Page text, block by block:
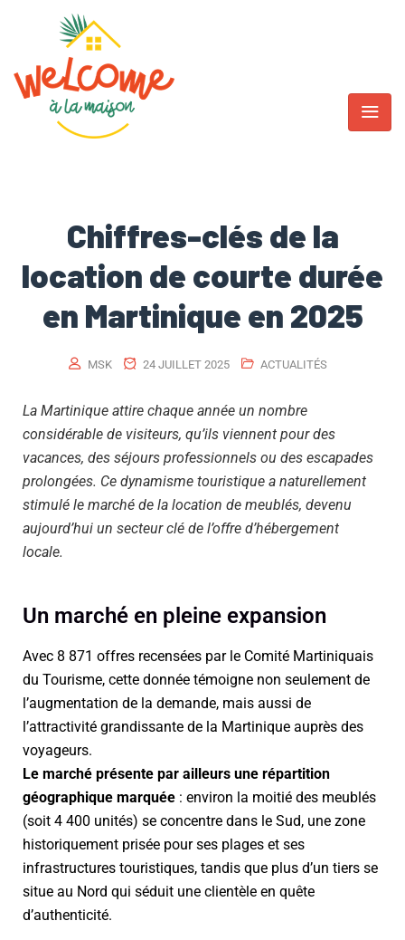
Chiffres-clés de la
location de courte durée
en Martinique en 2025
MSK 24 JUILLET 2025 ACTUALITÉS
La Martinique attire chaque année un nombre
considérable de visiteurs, qu’ils viennent pour des
vacances, des séjours professionnels ou des escapades
prolongées. Ce dynamisme touristique a naturellement
stimulé le marché de la location de meublés, devenu
aujourd’hui un secteur clé de l’offre d’hébergement
locale.
Un marché en pleine expansion
Avec 8 871 offres recensées par le Comité Martiniquais
du Tourisme, cette donnée témoigne non seulement de
l’augmentation de la demande, mais aussi de
l’attractivité grandissante de la Martinique auprès des
voyageurs.
Le marché présente par ailleurs une répartition
géographique marquée : environ la moitié des meublés
(soit 4 400 unités) se concentre dans le Sud, une zone
historiquement prisée pour ses plages et ses
infrastructures touristiques, tandis que plus d’un tiers se
situe au Nord qui séduit une clientèle en quête
d’authenticité.